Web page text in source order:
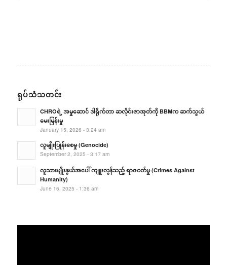
ရုပ်သံသတင်း
CHROရဲ့ အမှုဆောင် ဒါရိုက်တာ ဆလိုင်းဇာအုတ်ကို BBMက ဆက်သွယ်
မေးမြန်းမှု
January 15, 2026 - 3:24 am
လူမျိုးပြုန်းစေမှု (Genocide)
September 2, 2025 - 3:17 am
လူသားမျိုးနွယ်အပေါ် ကျူးလွန်သည့် ရာဇဝတ်မှု (Crimes Against
Humanity)
June 16, 2025 - 1:36 am